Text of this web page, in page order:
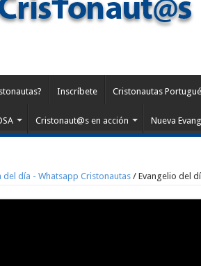
Inscríbete Cristonautas
Cristonaut@s en acción Nueva
del día - Whatsapp Cristonautas/ Evangelio del